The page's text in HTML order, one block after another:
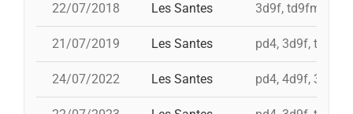
22/07/2018 Les Santes 3d9f, td9fm,
21/07/2019 Les Santes pd4, 3d9f,
24/07/2022 Les Santes pd4, 4d9f, 3d8a,